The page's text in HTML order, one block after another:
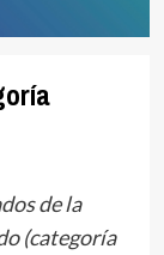
de la
(categoría